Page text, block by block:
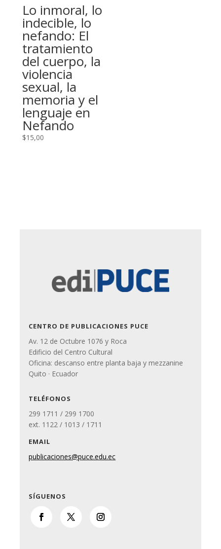
Lo inmoral, lo
indecible, lo
nefando: El
tratamiento
del cuerpo, la
violencia
sexual, la
memoria y el
lenguaje en
Nefando
$15,00
CENTRO DE PUBLICACIONES PUCE
Av. 12 de Octubre 1076 y Roca
Edificio del Centro Cultural
Oficina: descanso entre planta baja y mezzanine
Quito · Ecuador
TELÉFONOS
299 1711 / 299 1700
ext. 1122 / 1013 / 1711
EMAIL
publicaciones@puce.edu.ec
SÍGUENOS